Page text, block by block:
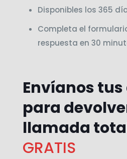
Disponibles los 365
Completa el
respuesta en 30
Envíanos
para
llamada
GRATIS